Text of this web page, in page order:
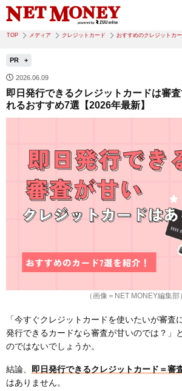
TOP メディア クレジットカード おすすめのクレジットカ
PR
2026.06.09
即日発行できるクレジットカードは審
れるおすすめ7選【2026年最新】
（画像＝NET MONEY編集部）
「今すぐクレジットカードを使いたいが審査
発行できるカードなら審査が甘いのでは？」
のではないでしょうか。
結論、 即日発行できるクレジットカード＝審
はありません。